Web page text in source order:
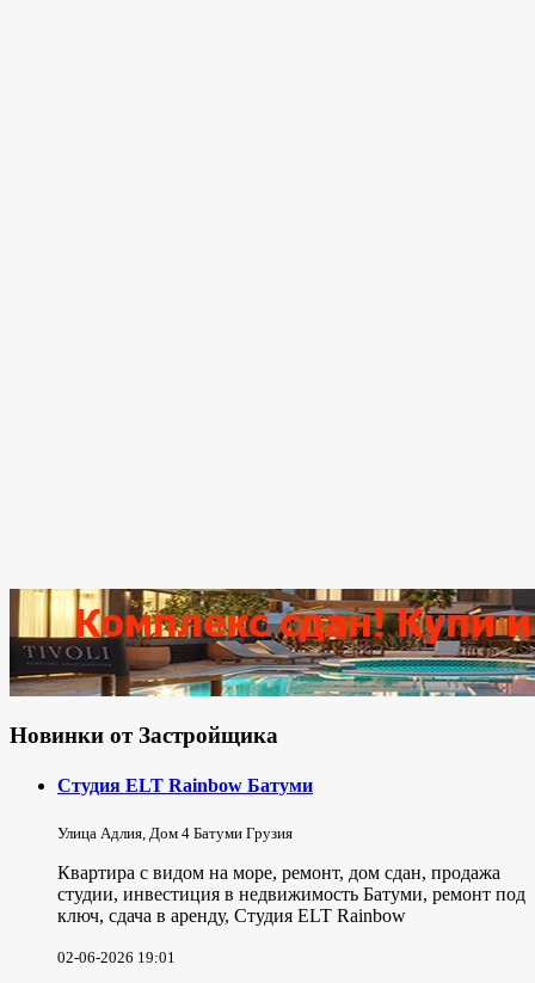
Новинки от Застройщика
Студия ELT Rainbow Батуми
Улица Адлия, Дом 4 Батуми Грузия
Квартира с видом на море, ремонт, дом сдан, продажа
студии, инвестиция в недвижимость Батуми, ремонт под
ключ, сдача в аренду, Студия ELT Rainbow
02-06-2026 19:01